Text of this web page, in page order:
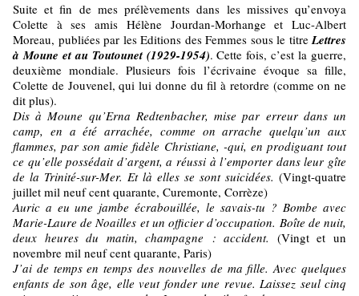
Suite et fin de mes prélèvements dans les missives qu’envoya
Colette à ses amis Hélène Jourdan-Morhange et Luc-Albert
Moreau, publiées par les Editions des Femmes sous le titreLettres
à Moune et au Toutounet (1929-1954). Cette fois, c’est la guerre,
deuxième mondiale. Plusieurs fois l’écrivaine évoque sa fille,
Colette de Jouvenel, qui lui donne du fil à retordre (comme on ne
dit plus).
Dis à Moune qu’Erna Redtenbacher, mise par erreur dans un
camp, en a été arrachée, comme on arrache quelqu’un aux
flammes, par son amie fidèle Christiane, -qui, en prodiguant tout
ce qu’elle possédait d’argent, a réussi à l’emporter dans leur gîte
de la Trinité-sur-Mer. Et là elles se sont suicidées. (Vingt-quatre
juillet mil neuf cent quarante, Curemonte, Corrèze)
Auric a eu une jambe écrabouillée, le savais-tu ? Bombe avec
Marie-Laure de Noailles et un officier d’occupation. Boîte de nuit,
deux heures du matin, champagne : accident. (Vingt et un
novembre mil neuf cent quarante, Paris)
J’ai de temps en temps des nouvelles de ma fille. Avec quelques
enfants de son âge, elle veut fonder une revue. Laissez seul cinq